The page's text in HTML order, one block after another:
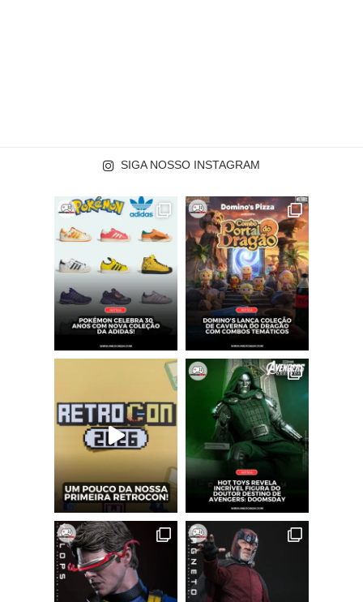
SIGA NOSSO INSTAGRAM